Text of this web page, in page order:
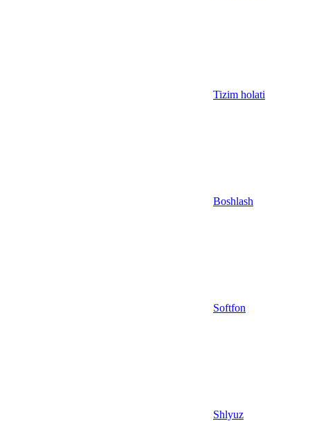
Tizim holati
Boshlash
Softfon
Shlyuz